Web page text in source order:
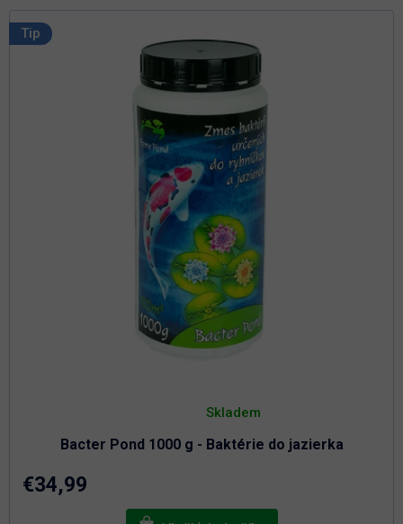
Tip
Bacter Pond 1000 g - Baktérie do jazierka
hodnotenie
je
4,8
Skladem
€34,99